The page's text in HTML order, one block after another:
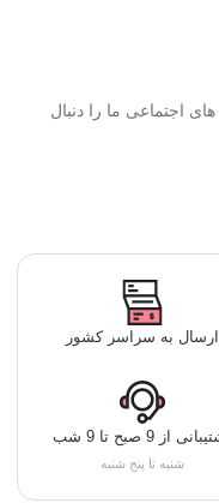
اجتماعی ما را دنبال
ارسال به سراسر کشور
از 9 صبح تا 9 شب
شنبه تا پنج شنبه